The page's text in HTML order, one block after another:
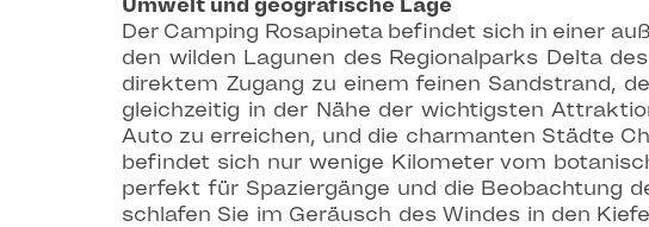
Umwelt und geografische Lage
Der Camping Rosapineta befindet sich in einer
den wilden Lagunen des Regionalparks Delta
direktem Zugang zu einem feinen Sandstrand,
gleichzeitig in der Nähe der wichtigsten
Auto zu erreichen, und die charmanten Städte
befindet sich nur wenige Kilometer vom
perfekt für Spaziergänge und die Beobachtung
schlafen Sie im Geräusch des Windes in den